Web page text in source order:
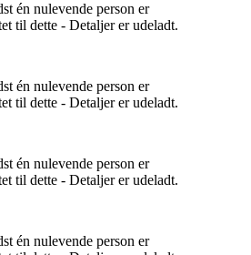
én nulevende person er
til dette - Detaljer er udeladt.
én nulevende person er
til dette - Detaljer er udeladt.
én nulevende person er
til dette - Detaljer er udeladt.
én nulevende person er